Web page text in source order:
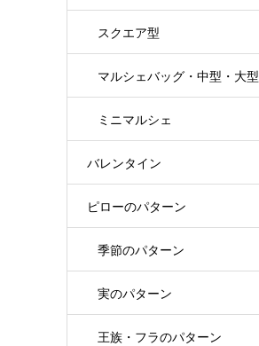
スクエア型
マルシェバッグ・中型・大型
ミニマルシェ
バレンタイン
ピローのパターン
季節のパターン
実のパターン
王族・フラのパターン